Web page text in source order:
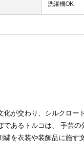
洗濯機OK
化が交わり、シルクロー
であるトルコは、 手芸の
繍を衣装や装飾品に施す